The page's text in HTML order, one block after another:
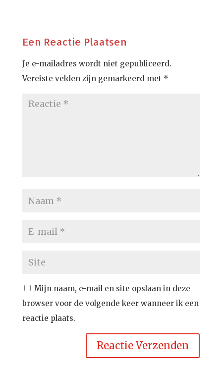
Een Reactie Plaatsen
Je e-mailadres wordt niet gepubliceerd.
Vereiste velden zijn gemarkeerd met *
Mijn naam, e-mail en site opslaan in deze
browser voor de volgende keer wanneer ik een
reactie plaats.